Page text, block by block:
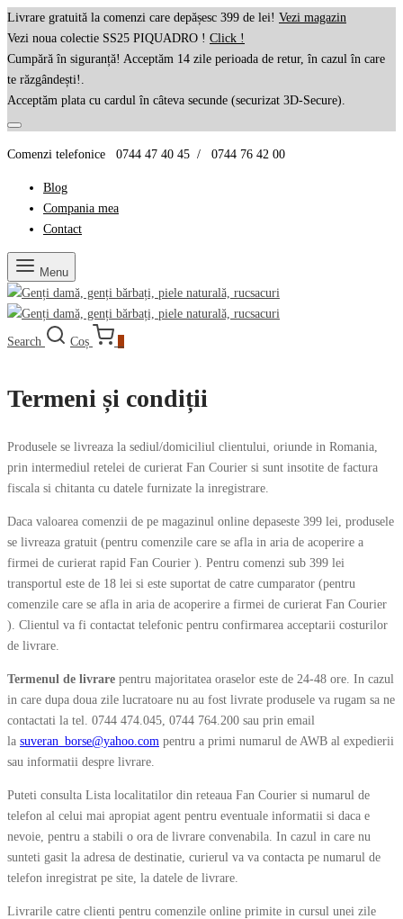
Livrare gratuită la comenzi care depășesc 399 de lei! Vezi magazin
Vezi noua colectie SS25 PIQUADRO ! Click !
Cumpără în siguranță! Acceptăm 14 zile perioada de retur, în cazul în care
te răzgândești!.
Acceptăm plata cu cardul în câteva secunde (securizat 3D-Secure).
Comenzi telefonice 0744 47 40 45 / 0744 76 42 00
Blog
Compania mea
Contact
Menu
Search Coș
Termeni și condiții
Produsele se livreaza la sediul/domiciliul clientului, oriunde in Romania,
prin intermediul retelei de curierat Fan Courier si sunt insotite de factura
fiscala si chitanta cu datele furnizate la inregistrare.
Daca valoarea comenzii de pe magazinul online depaseste 399 lei, produsele
se livreaza gratuit (pentru comenzile care se afla in aria de acoperire a
firmei de curierat rapid Fan Courier ). Pentru comenzi sub 399 lei
transportul este de 18 lei si este suportat de catre cumparator (pentru
comenzile care se afla in aria de acoperire a firmei de curierat Fan Courier
). Clientul va fi contactat telefonic pentru confirmarea acceptarii costurilor
de livrare.
Termenul de livrare pentru majoritatea oraselor este de 24-48 ore. In cazul
in care dupa doua zile lucratoare nu au fost livrate produsele va rugam sa ne
contactati la tel. 0744 474.045, 0744 764.200 sau prin email
la suveran_borse@yahoo.com pentru a primi numarul de AWB al expedierii
sau informatii despre livrare.
Puteti consulta Lista localitatilor din reteaua Fan Courier si numarul de
telefon al celui mai apropiat agent pentru eventuale informatii si daca e
nevoie, pentru a stabili o ora de livrare convenabila. In cazul in care nu
sunteti gasit la adresa de destinatie, curierul va va contacta pe numarul de
telefon inregistrat pe site, la datele de livrare.
Livrarile catre clienti pentru comenzile online primite in cursul unei zile